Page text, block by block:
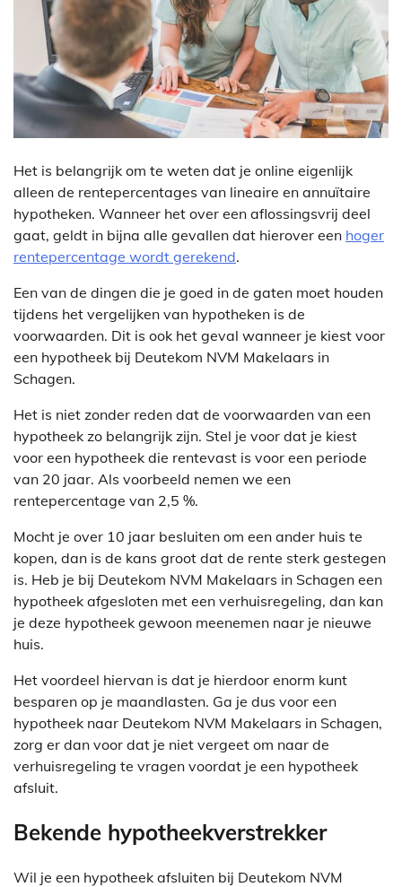
Het is belangrijk om te weten dat je online eigenlijk
alleen de rentepercentages van lineaire en annuïtaire
hypotheken. Wanneer het over een aflossingsvrij deel
gaat, geldt in bijna alle gevallen dat hierover een hoger
rentepercentage wordt gerekend.
Een van de dingen die je goed in de gaten moet houden
tijdens het vergelijken van hypotheken is de
voorwaarden. Dit is ook het geval wanneer je kiest voor
een hypotheek bij Deutekom NVM Makelaars in
Schagen.
Het is niet zonder reden dat de voorwaarden van een
hypotheek zo belangrijk zijn. Stel je voor dat je kiest
voor een hypotheek die rentevast is voor een periode
van 20 jaar. Als voorbeeld nemen we een
rentepercentage van 2,5 %.
Mocht je over 10 jaar besluiten om een ander huis te
kopen, dan is de kans groot dat de rente sterk gestegen
is. Heb je bij Deutekom NVM Makelaars in Schagen een
hypotheek afgesloten met een verhuisregeling, dan kan
je deze hypotheek gewoon meenemen naar je nieuwe
huis.
Het voordeel hiervan is dat je hierdoor enorm kunt
besparen op je maandlasten. Ga je dus voor een
hypotheek naar Deutekom NVM Makelaars in Schagen,
zorg er dan voor dat je niet vergeet om naar de
verhuisregeling te vragen voordat je een hypotheek
afsluit.
Bekende hypotheekverstrekker
Wil je een hypotheek afsluiten bij Deutekom NVM